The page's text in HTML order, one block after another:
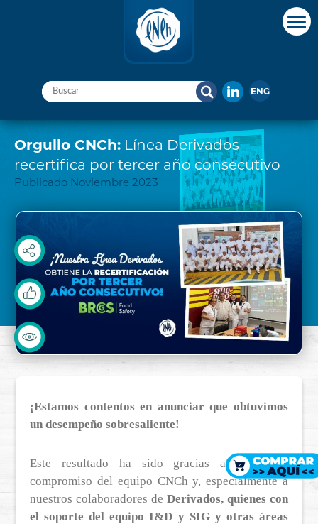
ENG
Orgullo CNCh: Línea Derivados
recertifica por tercer año consecutivo
Publicado Noviembre 2023
¡Estamos contentos en anunciar que obtuvimos
un desempeño sobresaliente!
Este resultado ha sido gracias al constante
compromiso del equipo CNCh y, especialmente a
nuestros colaboradores de Derivados, quienes con
el soporte del equipo I&D y SIG y otras áreas